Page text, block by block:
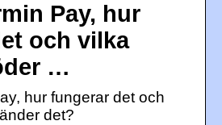
Pay, hur
och vilka
…
hur fungerar det och
det?